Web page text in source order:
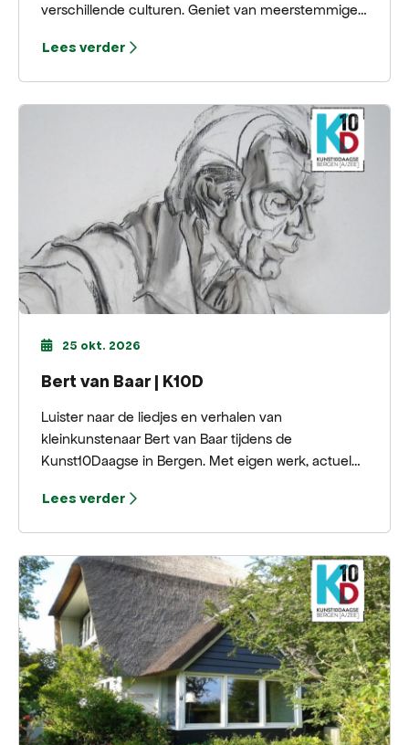
verschillende culturen. Geniet van meerstemmige
op het Plein in Bergen.
Lees verder
25 okt. 2026
Bert van Baar | K10D
Luister naar de liedjes en verhalen van
kleinkunstenaar Bert van Baar tijdens de
Kunst10Daagse in Bergen. Met eigen werk, actuele
begeleiding brengt hij een sfeervol optreden in het
Lees verder